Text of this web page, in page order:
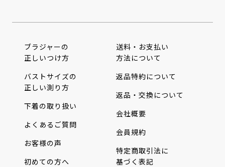
ブラジャーの
正しいつけ方
バストサイズの
正しい測り方
下着の取り扱い
よくあるご質問
お客様の声
初めての方へ
送料・お支払い
方法について
返品特約について
返品・交換について
会社概要
会員規約
特定商取引法に
基づく表記